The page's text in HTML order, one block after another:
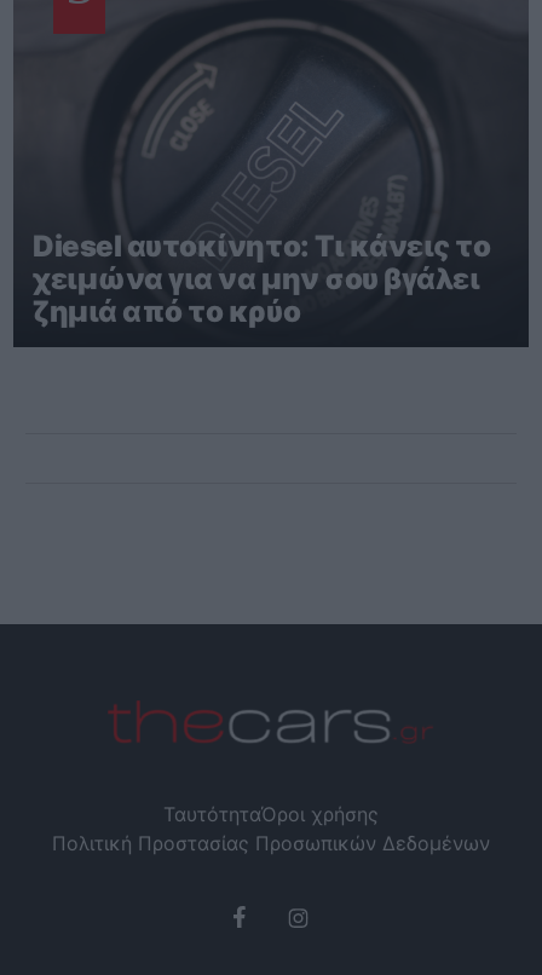
Diesel αυτοκίνητο: Τι κάνεις το
χειμώνα για να μην σου βγάλει
ζημιά από το κρύο
ΤαυτότηταΌροι χρήσης
Πολιτική Προστασίας Προσωπικών Δεδομένων